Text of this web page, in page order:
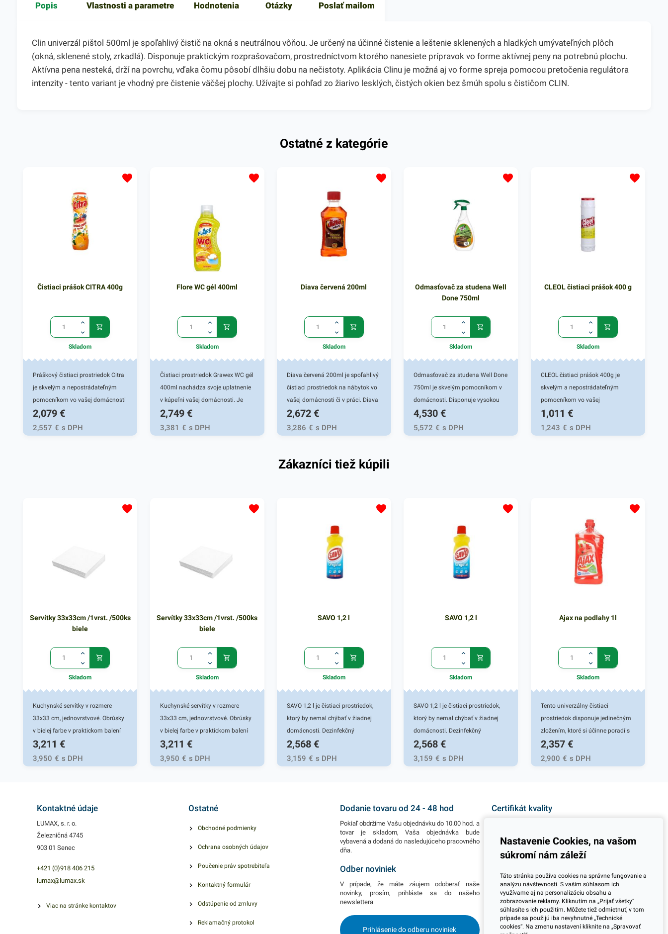
Popis Vlastnosti a parametre Hodnotenia Otázky Poslať mailom
Clin univerzál pištol 500ml je spoľahlivý čistič na okná s neutrálnou vôňou. Je určený na účinné čistenie a leštenie sklenených a hladkých umývateľných plôch
(okná, sklenené stoly, zrkadlá). Disponuje praktickým rozprašovačom, prostredníctvom ktorého nanesiete prípravok vo forme aktívnej peny na potrebnú plochu.
Aktívna pena nesteká, drží na povrchu, vďaka čomu pôsobí dlhšiu dobu na nečistoty. Aplikácia Clinu je možná aj vo forme spreja pomocou pretočenia regulátora
intenzity - tento variant je vhodný pre čistenie väčšej plochy. Užívajte si pohľad zo žiarivo lesklých, čistých okien bez šmúh spolu s čističom CLIN.
Ostatné z kategórie
Čistiaci prášok CITRA 400g
Skladom
Práškový čistiaci prostriedok Citra
je skvelým a nepostrádateľným
pomocníkom vo vašej domácnosti
Je vhodný na kuchynský riad ale aj
na ďalšie kuchynské či kúpeľnové
predmety. Tento čistiaci
hubkou alebo handrou. Čistiaci
prostriedok má hmotnosť 400g. V
2,079 €
2,557 € s DPH
Flore WC gél 400ml
Skladom
Čistiaci prostriedok Grawex WC gél
400ml nachádza svoje uplatnenie
v kúpeľni vašej domácnosti. Je
účinným gélovým prípravkom do
závesných nádobiek používaných
v toaletách. Grawex zabezpečuje
dobre rozpustný. V našej ponuke
nájdete ďalšie spoľahlivé čistiace
2,749 €
3,381 € s DPH
Diava červená 200ml
Skladom
Diava červená 200ml je spoľahlivý
čistiaci prostriedok na nábytok vo
vašej domácnosti či v práci. Diava
účinne chráni a taktiež preventívne
pôsobí proti znečisťovaniu
rôzneho druhu nábytku. Okrem jej
má tento čistiaci prostriedok
jednoduché - naneste leštenku na
nábytok a následne po uschnutí
ho prejdite handričkou. V našej
ponuke produktov nájdete ďalšie
podobné čistiace prostriedky.
2,672 €
3,286 € s DPH
Odmasťovač za studena Well
Done 750ml
Skladom
Odmasťovač za studena Well Done
750ml je skvelým pomocníkom v
domácnosti. Disponuje vysokou
účinnosťou odmastenia rôznych
povrchov za studena. Rýchlo
pôsobí pri čistení sporákov, rúr,
kontakte s potravinami. Používajte
čistiace produkty bezpečným
spôsobom. Jedno balenie
obsahuje 1 ks odmasťovača Well
Done s objemom 750ml. V našej
ponuke nájdete ďalšie podobné
4,530 €
5,572 € s DPH
CLEOL čistiaci prášok 400 g
Skladom
CLEOL čistiaci prášok 400g je
skvelým a nepostrádateľným
pomocníkom vo vašej
domácnosti. Je vhodný najmä na
kuchynský riad ale aj na ďalšie
kuchynské či kúpeľnové predmety.
poradí s rôznymi nečistotami. Na
navlhčený povrch predmetov
jednoducho naneste aktívny
prášok jemným trením hubkou
alebo handrou. Čistiaci prostriedok
má hmotnosť 400g. V našej širokej
1,011 €
1,243 € s DPH
Zákazníci tiež kúpili
Servítky 33x33cm /1vrst. /500ks
biele
Skladom
Kuchynské servítky v rozmere
33x33 cm, jednovrstvové. Obrúsky
v bielej farbe v praktickom balení
500ks. Používajú sa v
reštauráciách, vo výdajniach
stravy a pod. 1 - vrstva kvalitného
poskytovateľovi. Farba: biela
3,211 €
3,950 € s DPH
Servítky 33x33cm /1vrst. /500ks
biele
Skladom
Kuchynské servítky v rozmere
33x33 cm, jednovrstvové. Obrúsky
v bielej farbe v praktickom balení
500ks. Používajú sa v
reštauráciách, vo výdajniach
stravy a pod. 1 - vrstva kvalitného
poskytovateľovi. Farba: biela
3,211 €
3,950 € s DPH
SAVO 1,2 l
Skladom
SAVO 1,2 l je čistiaci prostriedok,
ktorý by nemal chýbať v žiadnej
domácnosti. Dezinfekčný
prostriedok Savo Original s
obsahom chlóru spoľahlivo ničí
baktérie, vírusy a plesne rôzneho
využitie, vyčistí povrchy v celej
účinkuje ako v suchom, tak aj v
mokrom prostredí, takže je vhodný
aj na dezinfekciu studní a bazénov.
Výhodné balenie obsahuje 1ks
našej ponuke nájdete ďalšie
podobné produkty, ktoré vás
2,568 €
3,159 € s DPH
SAVO 1,2 l
Skladom
SAVO 1,2 l je čistiaci prostriedok,
ktorý by nemal chýbať v žiadnej
domácnosti. Dezinfekčný
prostriedok Savo Original s
obsahom chlóru spoľahlivo ničí
baktérie, vírusy a plesne rôzneho
využitie, vyčistí povrchy v celej
účinkuje ako v suchom, tak aj v
mokrom prostredí, takže je vhodný
aj na dezinfekciu studní a bazénov.
prípravku Savo s objemom 1,2l. V
našej ponuke nájdete ďalšie
zaručene oslovia.
2,568 €
3,159 € s DPH
Ajax na podlahy 1l
Skladom
Tento univerzálny čistiaci
prostriedok disponuje jedinečným
zložením, ktoré si účinne poradí s
rôznymi povrchmi vo vašej
domácnosti ako aj v pracovných
priestoroch. Spoľahlivo čistí a
prípravok je vhodný aj na citlivé
zaschnutú špinu. Uchovávajte
mimo dosahu detí. Ajax
objem 1l. V našej ponuke nájdete
ďalšie čistiace prostriedky pre
rôzne využitie v domácnosti.
2,357 €
2,900 € s DPH
Kontaktné údaje
LUMAX, s. r. o.
Železničná 4745
903 01 Senec
+421 (0)918 406 215
lumax@lumax.sk
Viac na stránke kontaktov
Ostatné
Obchodné podmienky
Ochrana osobných údajov
Poučenie práv spotrebiteľa
Kontaktný formulár
Odstúpenie od zmluvy
Reklamačný protokol
Dodanie tovaru od 24 - 48 hod
Pokiaľ obdržíme Vašu objednávku do 10.00 hod. a
tovar je skladom, Vaša objednávka bude
vybavená a dodaná do nasledujúceho pracovného
dňa.
Odber noviniek
V prípade, že máte záujem odoberať naše
novinky, prosím, prihláste sa do našeho
newslettera
Prihlásenie do odberu noviniek
Certifikát kvality
jeden z dôležitých ukazovateľov zodpovedného
podnikania.
Potrebujete viac informácií ohľadom pravidelnej
dlhodobej spolupráce pri odberoch? Prosím
skontaktujte sa s naším obchodným tímom a
dohodnite si stretnutie kdekoľvek na Slovensku.
Radi Vás navštívime.
Nastavenie Cookies, na vašom
súkromí nám záleží
Táto stránka používa cookies na správne fungovanie a
analýzu návštevnosti. S vaším súhlasom ich
využívame aj na personalizáciu obsahu a
zobrazovanie reklamy. Kliknutím na „Prijať všetky“
súhlasíte s ich použitím. Môžete tiež odmietnuť, v tom
prípade sa použijú iba nevyhnutné „Technické
cookies“. Na zmenu nastavení kliknite na „Spravovať